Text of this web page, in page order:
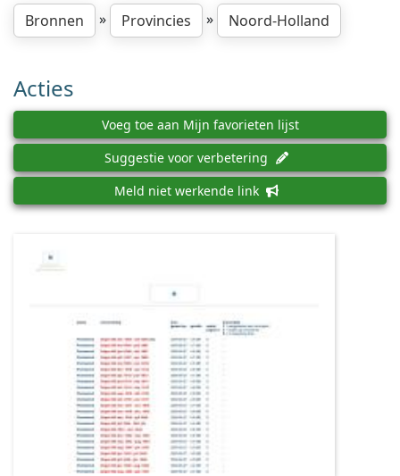
Bronnen
» Provincies » Noord-Holland
Acties
Voeg toe aan Mijn favorieten lijst
Suggestie voor verbetering
Meld niet werkende link